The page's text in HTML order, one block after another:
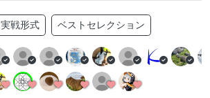
実戦形式 ベストセレクション